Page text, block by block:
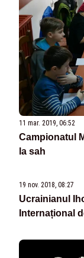
11 mar. 2019, 06:52
Campionatul
la sah
19 nov. 2018, 08:27
Ucrainianul
Internațional